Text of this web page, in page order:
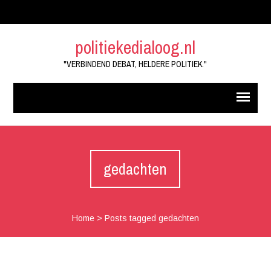
politiekedialoog.nl
"VERBINDEND DEBAT, HELDERE POLITIEK."
gedachten
Home> Posts tagged gedachten